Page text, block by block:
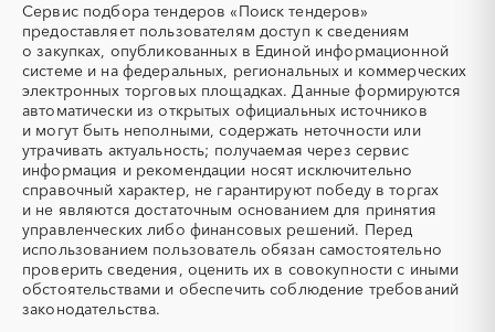
ТЭН
(Теплоэлектронагреватель)
УДС (установки
депарафинизации скважин)
УКПГ
ЯТЭК
Аварийные работы
Авиаперевозка
Авиационные работы
Авиационные работы
вертолетами
Автобус
Автовозы
Автогрейдер
Автозапчасти
Автоматизация
Автомобили
Автомобильные весы
Авторский надзор
Автотранспорт
Автоцистерны пожарные
Адсорбенты
Московская область
Мурманская область
Ненецкий AО
Нижегородская область
Новгородская область
Новосибирская область
Омская область
Оренбургская область
Орловская область
Пензенская область
Пермский край
Приморский край
Псковская область
Ростовская область
Рязанская область
Самарская область
Санкт-Петербург
Саратовская область
Сахалинская область
Свердловская область
Севастополь
Сервис подбора тендеров «Поиск тендеров»
предоставляет пользователям доступ к сведениям
о закупках, опубликованных в Единой информационной
системе и на федеральных, региональных и коммерческих
электронных торговых площадках. Данные формируются
автоматически из открытых официальных источников
и могут быть неполными, содержать неточности или
утрачивать актуальность; получаемая через сервис
информация и рекомендации носят исключительно
справочный характер, не гарантируют победу в торгах
и не являются достаточным основанием для принятия
управленческих либо финансовых решений. Перед
использованием пользователь обязан самостоятельно
проверить сведения, оценить их в совокупности с иными
обстоятельствами и обеспечить соблюдение требований
законодательства.